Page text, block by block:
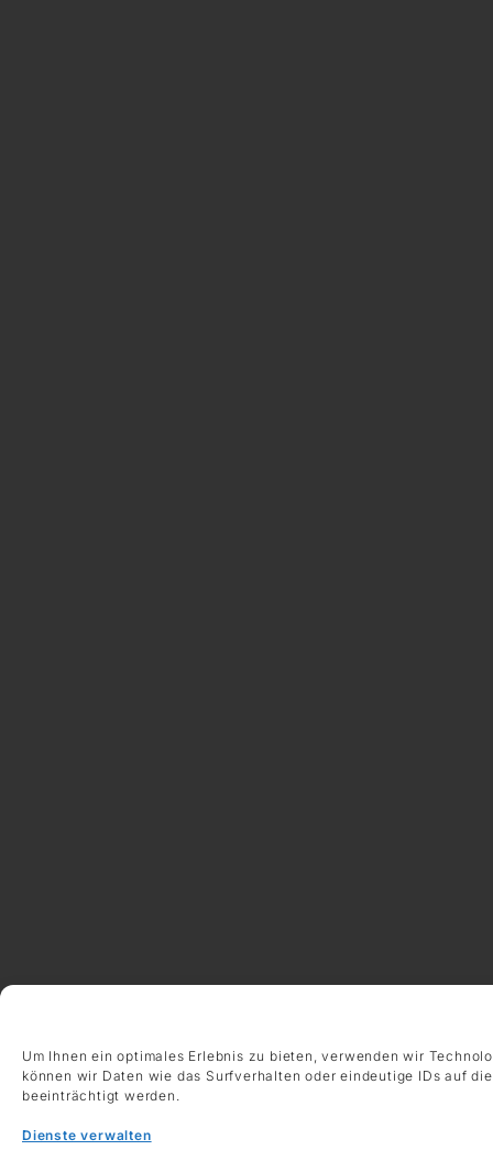
Um Ihnen ein optimales Erlebnis zu bieten, verwenden wir
können wir Daten wie das Surfverhalten oder eindeutige IDs auf
beeinträchtigt werden.
Dienste verwalten